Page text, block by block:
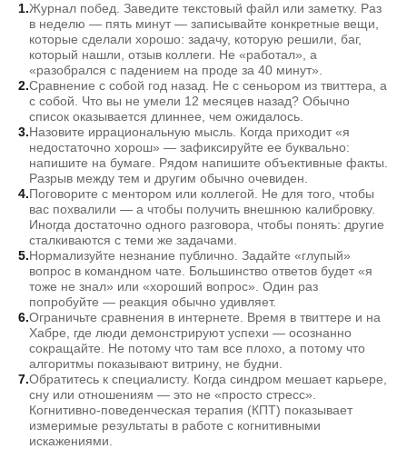
Журнал побед. Заведите текстовый файл или заметку. Раз
в неделю — пять минут — записывайте конкретные вещи,
которые сделали хорошо: задачу, которую решили, баг,
который нашли, отзыв коллеги. Не «работал», а
«разобрался с падением на проде за 40 минут».
Сравнение с собой год назад. Не с сеньором из твиттера, а
с собой. Что вы не умели 12 месяцев назад? Обычно
список оказывается длиннее, чем ожидалось.
Назовите иррациональную мысль. Когда приходит «я
недостаточно хорош» — зафиксируйте ее буквально:
напишите на бумаге. Рядом напишите объективные факты.
Разрыв между тем и другим обычно очевиден.
Поговорите с ментором или коллегой. Не для того, чтобы
вас похвалили — а чтобы получить внешнюю калибровку.
Иногда достаточно одного разговора, чтобы понять: другие
сталкиваются с теми же задачами.
Нормализуйте незнание публично. Задайте «глупый»
вопрос в командном чате. Большинство ответов будет «я
тоже не знал» или «хороший вопрос». Один раз
попробуйте — реакция обычно удивляет.
Ограничьте сравнения в интернете. Время в твиттере и на
Хабре, где люди демонстрируют успехи — осознанно
сокращайте. Не потому что там все плохо, а потому что
алгоритмы показывают витрину, не будни.
Обратитесь к специалисту. Когда синдром мешает карьере,
сну или отношениям — это не «просто стресс».
Когнитивно-поведенческая терапия (КПТ) показывает
измеримые результаты в работе с когнитивными
искажениями.